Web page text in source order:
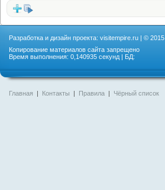
Разработка и дизайн проекта: visitempire.ru | © 2015
Копирование материалов сайта запрещено
Время выполнения: 0,140935 секунд | БД:
Главная | Контакты | Правила | Чёрный список